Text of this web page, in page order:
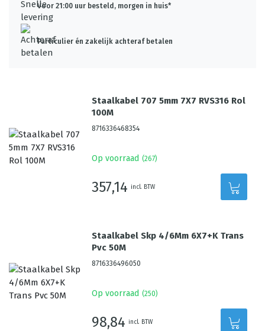
Voor 21:00 uur besteld, morgen in huis*
Particulier én zakelijk achteraf betalen
Staalkabel 707 5mm 7X7 RVS316 Rol
100M
8716336468354
Op voorraad (267)
357,14 incl. BTW
Staalkabel Skp 4/6Mm 6X7+K Trans
Pvc 50M
8716336496050
Op voorraad (250)
98,84 incl. BTW